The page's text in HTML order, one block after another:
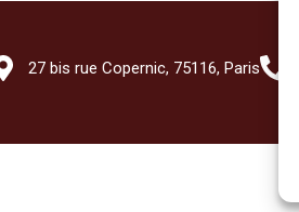
27 bis rue Copernic, 75116, Paris